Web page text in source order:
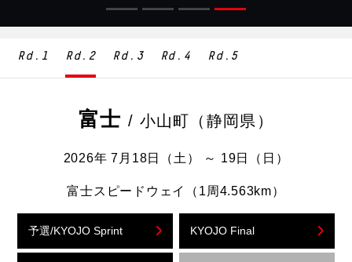
Rd. 1 Rd. 2 Rd. 3 Rd. 4 Rd. 5
富士 / 小山町（静岡県）
2026年 7月18日（土） ～ 19日（日）
富士スピードウェイ（1周4.563km）
予選/KYOJO Sprint KYOJO Final